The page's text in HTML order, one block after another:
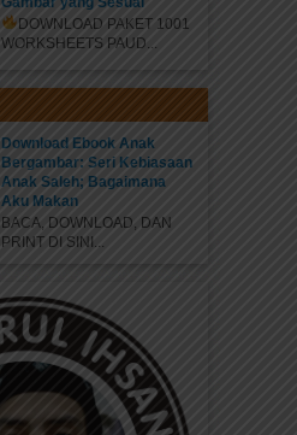
DOWNLOAD PAKET 1001
WORKSHEETS PAUD...
Download Ebook Anak
Bergambar: Seri Kebiasaan
Anak Saleh; Bagaimana
Aku Makan
BACA, DOWNLOAD, DAN
PRINT DI SINI...